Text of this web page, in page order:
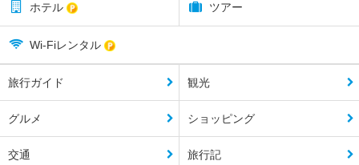
ホテル ツアー
Wi-Fiレンタル
旅行ガイド 観光
グルメ ショッピング
交通 旅行記